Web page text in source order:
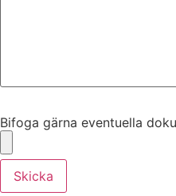
Bifoga gärna eventuella
Skicka